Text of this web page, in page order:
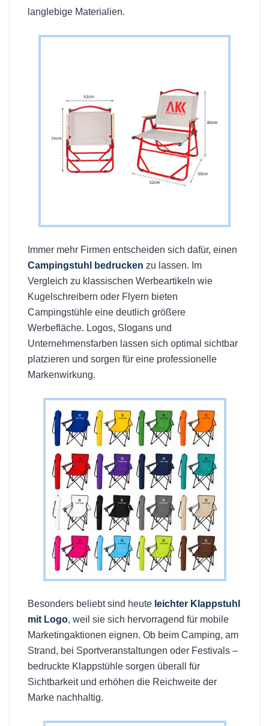
langlebige Materialien.
Immer mehr Firmen entscheiden sich dafür, einen
Campingstuhl bedrucken zu lassen. Im
Vergleich zu klassischen Werbeartikeln wie
Kugelschreibern oder Flyern bieten
Campingstühle eine deutlich größere
Werbefläche. Logos, Slogans und
Unternehmensfarben lassen sich optimal sichtbar
platzieren und sorgen für eine professionelle
Markenwirkung.
Besonders beliebt sind heute leichter Klappstuhl
mit Logo, weil sie sich hervorragend für mobile
Marketingaktionen eignen. Ob beim Camping, am
Strand, bei Sportveranstaltungen oder Festivals –
bedruckte Klappstühle sorgen überall für
Sichtbarkeit und erhöhen die Reichweite der
Marke nachhaltig.